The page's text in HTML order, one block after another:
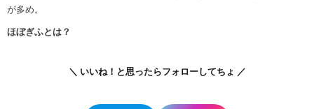
が多め。
ほぼぎふとは？
＼ いいね！と思ったらフォローしてちょ ／